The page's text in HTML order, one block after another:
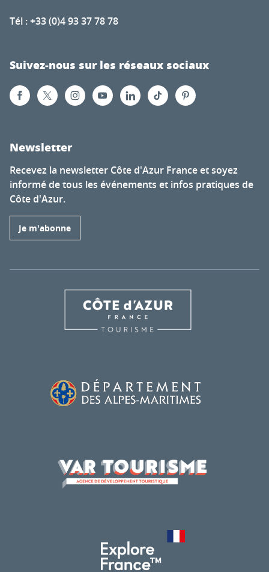
Tél : +33 (0)4 93 37 78 78
Suivez-nous sur les réseaux sociaux
Newsletter
Recevez la newsletter Côte d'Azur France et soyez
informé de tous les événements et infos pratiques de
Côte d'Azur.
Je m'abonne